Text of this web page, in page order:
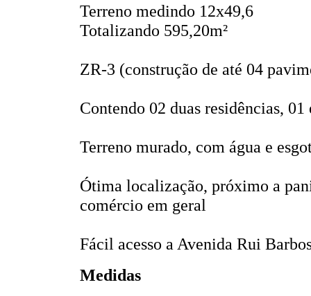
Terreno medindo 12x49,6
Totalizando 595,20m²
ZR-3 (construção de até 04
Contendo 02 duas residências,
Terreno murado, com água e
Ótima localização, próximo a
comércio em geral
Fácil acesso a Avenida Rui
Medidas